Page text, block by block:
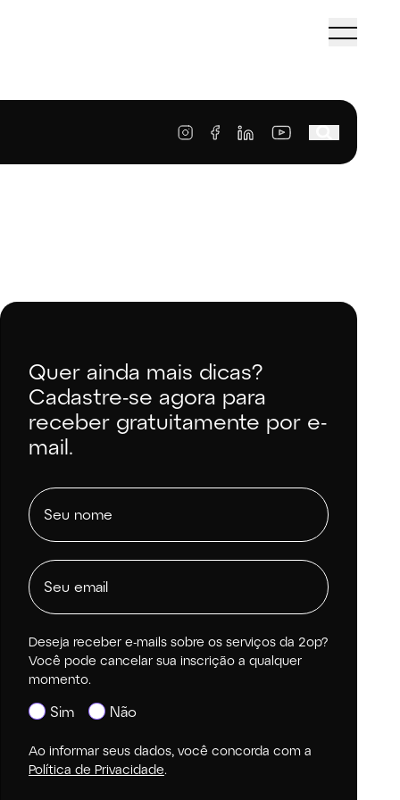
Quer ainda mais dicas?
Cadastre-se agora para
receber gratuitamente por e-
mail.
Deseja receber e-mails sobre os serviços da 2op?
Você pode cancelar sua inscrição a qualquer
momento.
Sim Não
Ao informar seus dados, você concorda com a
Política de Privacidade.